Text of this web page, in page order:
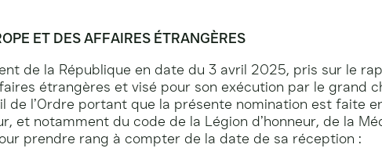
ET DES AFFAIRES ÉTRANGÈRES
de la République en date du 3 avril 2025, pris sur le
étrangères et visé pour son exécution par le grand
de l’Ordre portant que la présente nomination est faite
et notamment du code de la Légion d’honneur, de la
prendre rang à compter de la date de sa réception :